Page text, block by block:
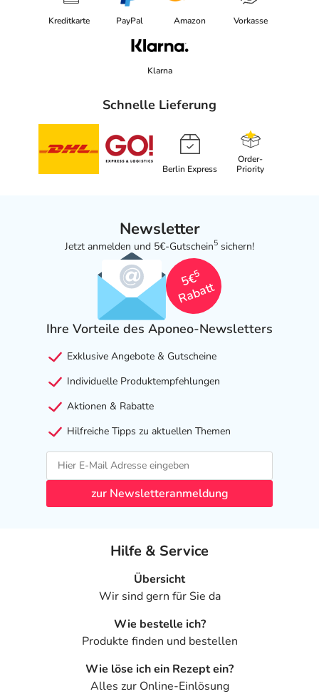
Kreditkarte PayPal Amazon Vorkasse
Klarna
Schnelle Lieferung
Berlin Express
Order-
Priority
Newsletter
Jetzt anmelden und 5€-Gutschein5 sichern!
5€
5
Rabatt
Ihre Vorteile des Aponeo-Newsletters
Exklusive Angebote & Gutscheine
Individuelle Produktempfehlungen
Aktionen & Rabatte
Hilfreiche Tipps zu aktuellen Themen
zur Newsletteranmeldung
Hilfe & Service
Übersicht
Wir sind gern für Sie da
Wie bestelle ich?
Produkte finden und bestellen
Wie löse ich ein Rezept ein?
Alles zur Online-Einlösung